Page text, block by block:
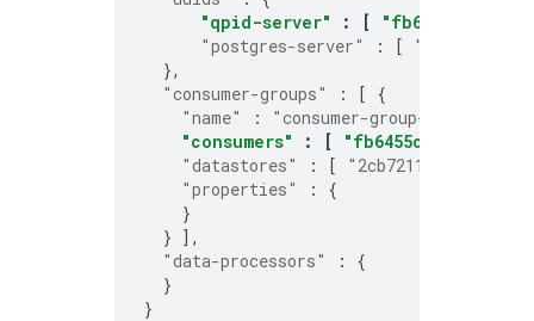
"qpid-server"
: [
"fb6455c3-f5ce-
"postgres-server"
: [
"2cb7211f-
},
"consumer-groups"
: [ {
"name"
: "consumer-group-new"
"consumers"
: [
"fb6455c3-f5ce-
"datastores"
: [
"2cb7211f-eca3-
"properties"
:
{
}
} ],
"data-processors"
:
{
}
}